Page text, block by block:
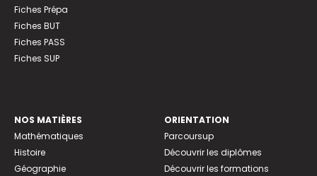
Fiches Prépa
Fiches BUT
Fiches PASS
Fiches SUP
NOS MATIÈRES
Mathématiques
Histoire
Géographie
ORIENTATION
Parcoursup
Découvrir les diplômes
Découvrir les formations